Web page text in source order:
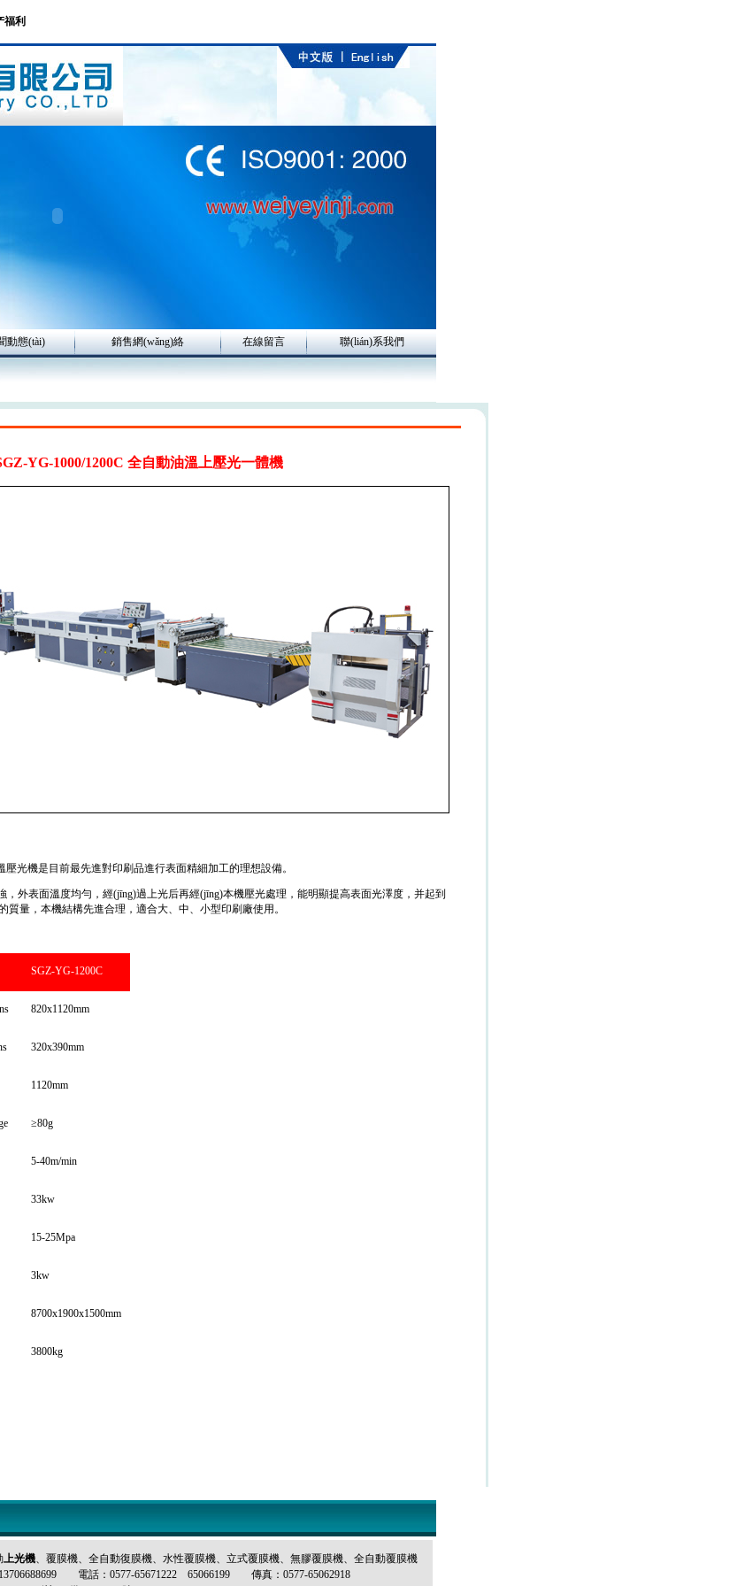
福利
動態(tài) 銷售網(wǎng)絡 在線留言 聯(lián)系我們
YG-1000/1200C 全自動油溫上壓光一體機
機是目前最先進對印刷品進行表面精細加工的理想設備。
，外表面溫度均勻，經(jīng)過上光后再經(jīng)本機壓光處理，能明顯提高表面光澤度，并起到
，本機結構先進合理，適合大、中、小型印刷廠使用。
SGZ-YG-1200C
820x1120mm
320x390mm
1120mm
≥80g
5-40m/min
33kw
15-25Mpa
3kw
8700x1900x1500mm
3800kg
上光機、 覆膜機、全自動復膜機、水性覆膜機、立式覆膜機、無膠覆膜機、全自動覆膜機
電話：0577-65671222 65066199 傳真：0577-65062918